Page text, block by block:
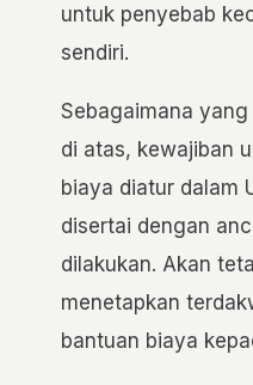
untuk penyebab
sendiri.
Sebagaimana
di atas, kewajiban
biaya diatur dalam
disertai dengan
dilakukan. Akan
menetapkan
bantuan biaya